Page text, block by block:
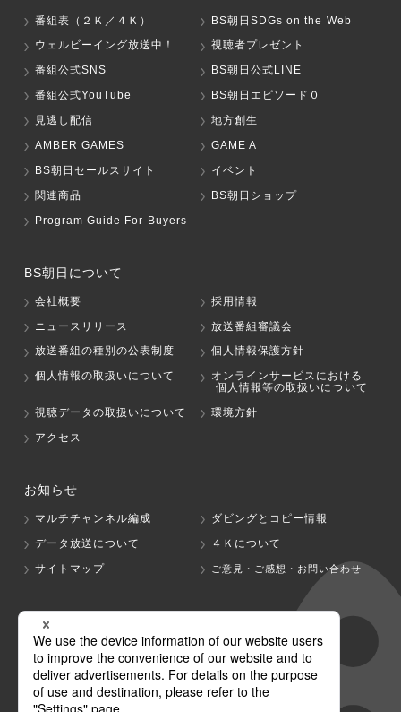
番組表（２Ｋ／４Ｋ）
BS朝日SDGs on the Web
ウェルビーイング放送中！
視聴者プレゼント
番組公式SNS
BS朝日公式LINE
番組公式YouTube
BS朝日エピソード０
見逃し配信
地方創生
AMBER GAMES
GAME A
BS朝日セールスサイト
イベント
関連商品
BS朝日ショップ
Program Guide For Buyers
BS朝日について
会社概要
採用情報
ニュースリリース
放送番組審議会
放送番組の種別の公表制度
個人情報保護方針
個人情報の取扱いについて
オンラインサービスにおける
個人情報等の取扱いについて
視聴データの取扱いについて
環境方針
アクセス
お知らせ
マルチチャンネル編成
ダビングとコピー情報
データ放送について
４Ｋについて
サイトマップ
ご意見・ご感想・お問い合わせ
グループ会社
テレビ朝日 テレ朝チャンネル